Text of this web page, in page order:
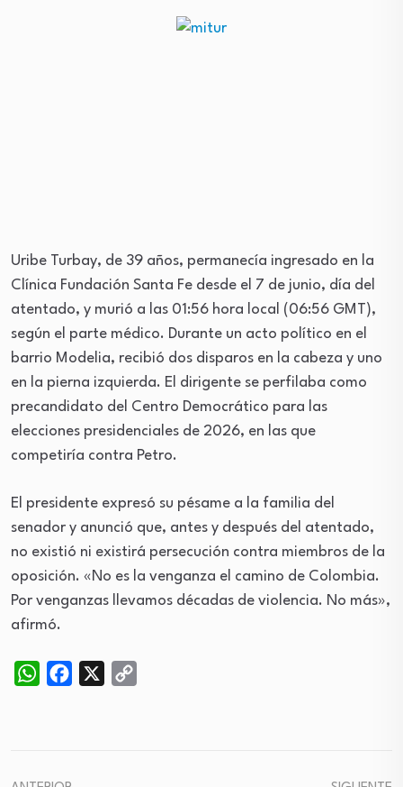
Uribe Turbay, de 39 años, permanecía ingresado en la
Clínica Fundación Santa Fe desde el 7 de junio, día del
atentado, y murió a las 01:56 hora local (06:56 GMT),
según el parte médico. Durante un acto político en el
barrio Modelia, recibió dos disparos en la cabeza y uno
en la pierna izquierda. El dirigente se perfilaba como
precandidato del Centro Democrático para las
elecciones presidenciales de 2026, en las que
competiría contra Petro.
El presidente expresó su pésame a la familia del
senador y anunció que, antes y después del atentado,
no existió ni existirá persecución contra miembros de la
oposición. «No es la venganza el camino de Colombia.
Por venganzas llevamos décadas de violencia. No más»,
afirmó.
WhatsAppFacebook